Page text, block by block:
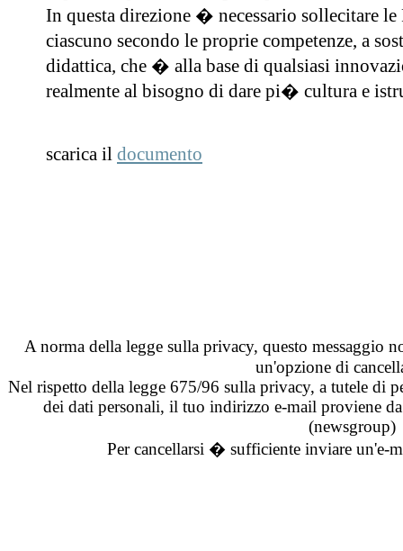
In questa direzione � necessario sollecitare
ciascuno secondo le proprie competenze, a
didattica, che � alla base di qualsiasi
realmente al bisogno di dare pi� cultura e
scarica il documento
A norma della legge sulla privacy, questo messaggio
un'opzione di
Nel rispetto della legge 675/96 sulla privacy, a tutele di
dei dati personali, il tuo indirizzo e-mail proviene
(newsgroup)
Per cancellarsi � sufficiente inviare un'e-